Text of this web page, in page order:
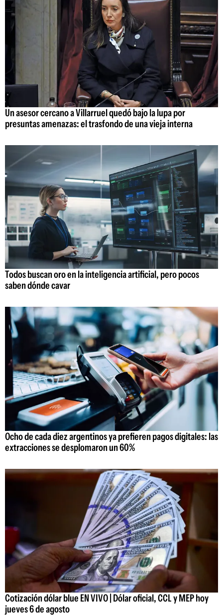
Un asesor cercano a Villarruel quedó bajo la lupa por
presuntas amenazas: el trasfondo de una vieja interna
Todos buscan oro en la inteligencia artificial, pero pocos
saben dónde cavar
Ocho de cada diez argentinos ya prefieren pagos digitales: las
extracciones se desplomaron un 60%
Cotización dólar blue EN VIVO | Dólar oficial, CCL y MEP hoy
jueves 6 de agosto